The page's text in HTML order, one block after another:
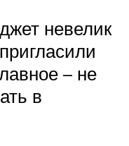
невелик
– не
в